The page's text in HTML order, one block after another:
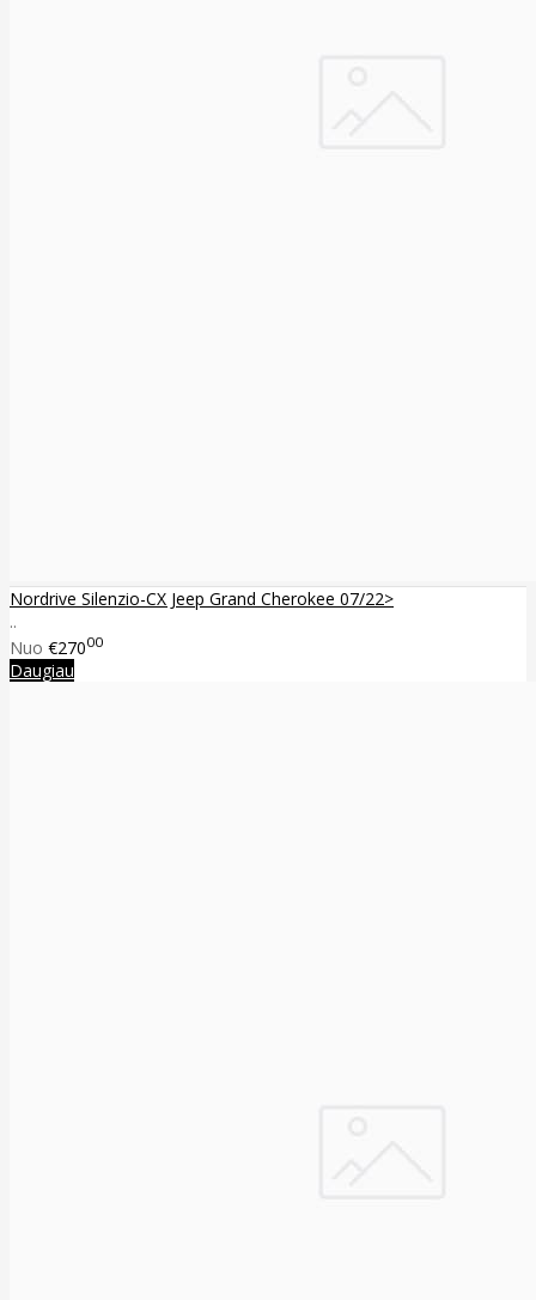
Nordrive Silenzio-CX Jeep Grand Cherokee 07/22>
..
Nuo €27000
Daugiau